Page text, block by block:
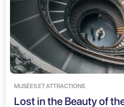
MUSÉES ET ATTRACTIONS
Lost in the Beauty of